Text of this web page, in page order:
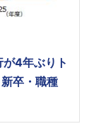
4年ぶりト
卒・職種